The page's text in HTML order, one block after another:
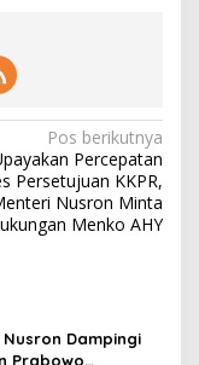
Pos berikutnya
Percepatan
Persetujuan KKPR,
Nusron Minta
Menko AHY
Dampingi
Prabowo